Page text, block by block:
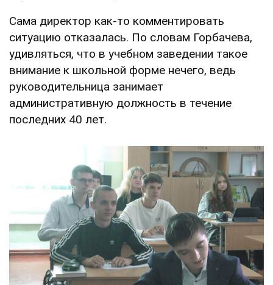
Сама директор как-то комментировать
ситуацию отказалась. По словам Горбачева,
удивляться, что в учебном заведении такое
внимание к школьной форме нечего, ведь
руководительница занимает
административную должность в течение
последних 40 лет.